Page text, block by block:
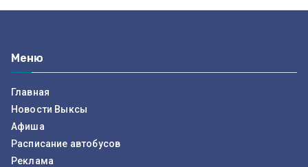
Меню
Главная
Новости Выксы
Афиша
Расписание автобусов
Реклама